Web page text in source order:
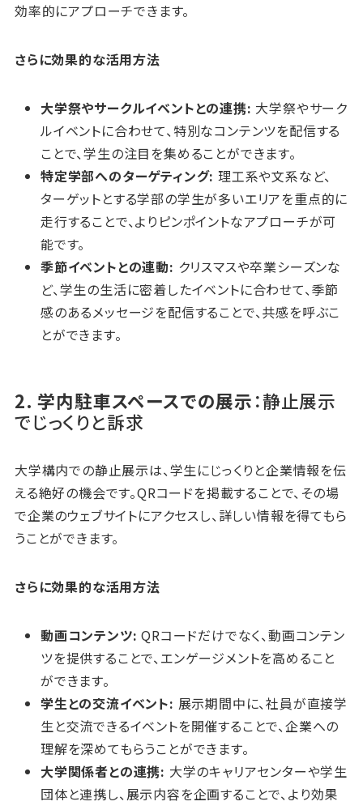
効率的にアプローチできます。
さらに効果的な活用方法
大学祭やサークルイベントとの連携: 大学祭やサーク
ルイベントに合わせて、特別なコンテンツを配信する
ことで、学生の注目を集めることができます。
特定学部へのターゲティング: 理工系や文系など、
ターゲットとする学部の学生が多いエリアを重点的に
走行することで、よりピンポイントなアプローチが可
能です。
季節イベントとの連動: クリスマスや卒業シーズンな
ど、学生の生活に密着したイベントに合わせて、季節
感のあるメッセージを配信することで、共感を呼ぶこ
とができます。
2. 学内駐車スペースでの展示：静止展示
でじっくりと訴求
大学構内での静止展示は、学生にじっくりと企業情報を伝
える絶好の機会です。QRコードを掲載することで、その場
で企業のウェブサイトにアクセスし、詳しい情報を得てもら
うことができます。
さらに効果的な活用方法
動画コンテンツ: QRコードだけでなく、動画コンテン
ツを提供することで、エンゲージメントを高めること
ができます。
学生との交流イベント: 展示期間中に、社員が直接学
生と交流できるイベントを開催することで、企業への
理解を深めてもらうことができます。
大学関係者との連携: 大学のキャリアセンターや学生
団体と連携し、展示内容を企画することで、より効果